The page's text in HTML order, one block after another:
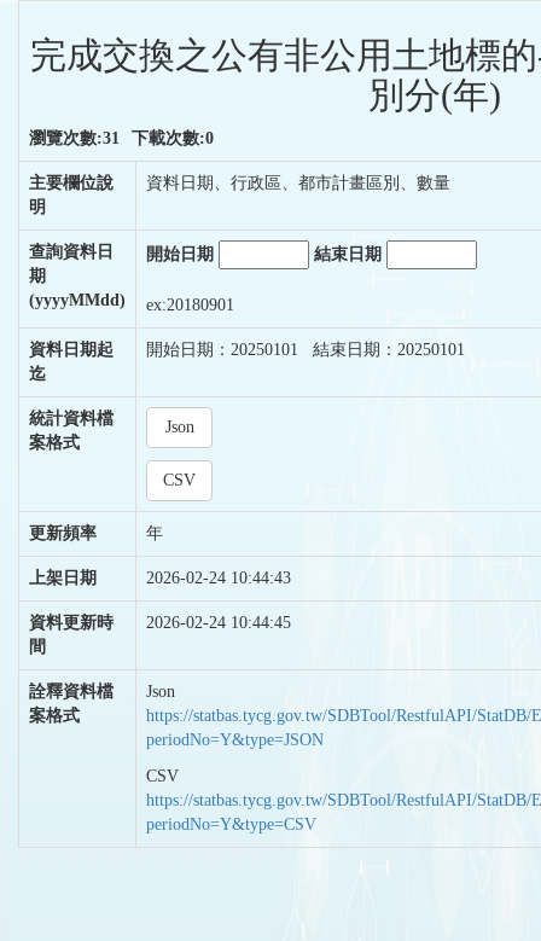
完成交換之公有非公用土地標
別分(年)
瀏覽次數:31 下載次數:0
主要欄位說
明
資料日期、行政區、都市計畫區別、數量
查詢資料日
期
(yyyyMMdd)
開始日期 結束日期
ex:20180901
資料日期起
迄
開始日期：20250101 結束日期：20250101
統計資料檔
案格式
Json
CSV
更新頻率 年
上架日期 2026-02-24 10:44:43
資料更新時
間
2026-02-24 10:44:45
詮釋資料檔
案格式
Json
https://statbas.tycg.gov.tw/SDBTool/RestfulAPI/StatDB/
periodNo=Y&type=JSON
CSV
https://statbas.tycg.gov.tw/SDBTool/RestfulAPI/StatDB/
periodNo=Y&type=CSV